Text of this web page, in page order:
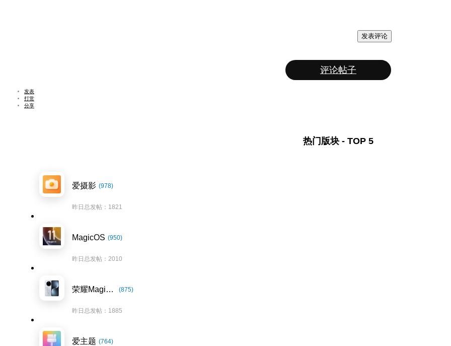
发表评论
评论帖子
发表
打赏
分享
热门版块 - TOP 5
爱摄影 (978)
昨日总发帖：1821
MagicOS (950)
昨日总发帖：2010
荣耀Magic7系列 (875)
昨日总发帖：1885
爱主题 (764)